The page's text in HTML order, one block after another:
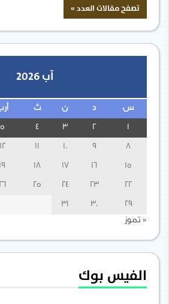
آب 2026
س ن ث أرب
3
15
16
17
18
19
22
23
24
25
26
29
30
31
« تموز
الفيس بوك